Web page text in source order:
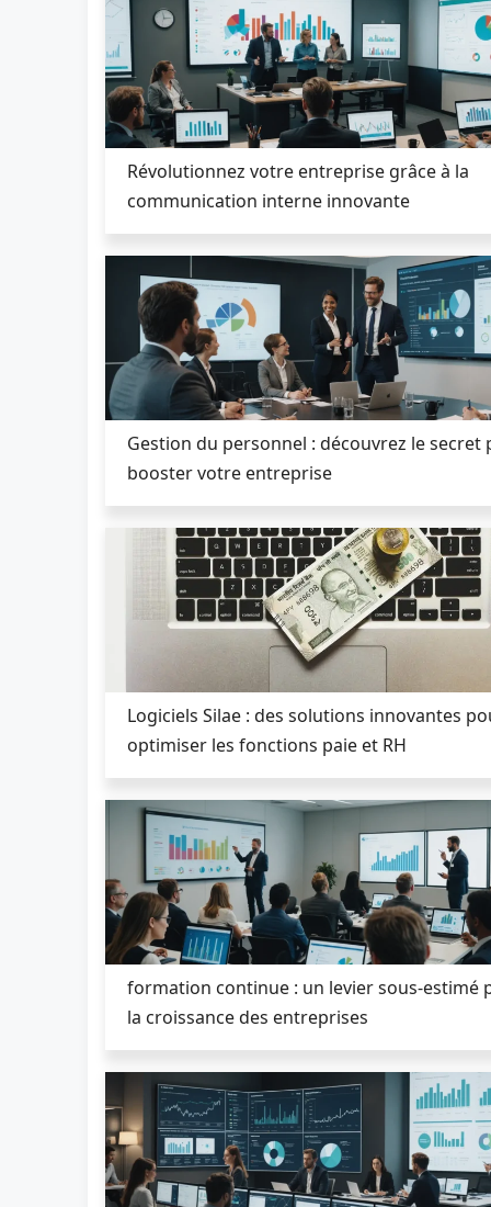
Révolutionnez votre entreprise grâce à la
communication interne innovante
Gestion du personnel : découvrez le secret
booster votre entreprise
Logiciels Silae : des solutions innovantes
optimiser les fonctions paie et RH
formation continue : un levier sous-estimé
la croissance des entreprises